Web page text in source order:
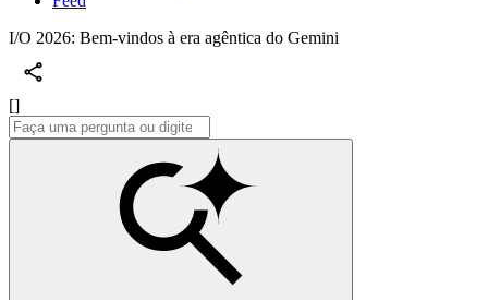
I/O 2026: Bem-vindos à era agêntica do Gemini
[]